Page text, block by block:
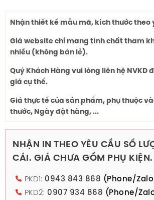
Nhận thiết kế mẫu mã, kích thước theo
Giá website chỉ mang tính chất tham
nhiều (không bán lẻ).
Quý Khách Hàng vui lòng liên hệ NVKD
giá cụ thể.
Giá thực tế của sản phẩm, phụ thuộc
thước, Ngày đặt hàng, ...
NHẬN IN THEO YÊU CẦU SỐ
CÁI. GIÁ CHƯA GỒM PHỤ KIỆN.
PKD1: 0943 843 868 (Phone/
PKD2: 0907 934 868 (Phone/